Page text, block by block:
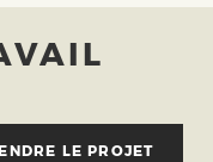
LE PROJET